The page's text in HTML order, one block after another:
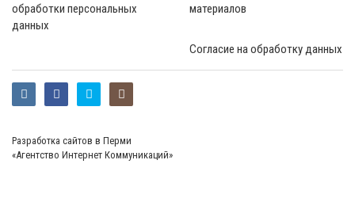
обработки персональных
данных
материалов
Согласие на обработку данных
Разработка сайтов в Перми
«Агентство Интернет Коммуникаций»